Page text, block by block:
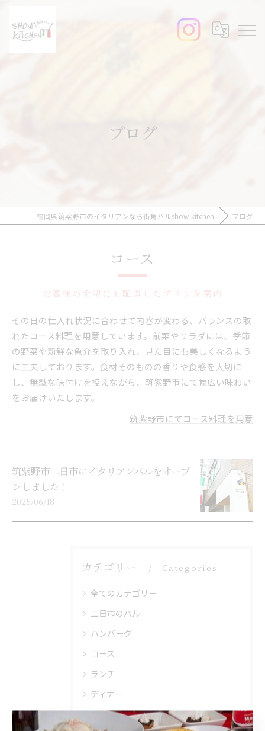
ブログ
福岡県筑紫野市のイタリアンなら街角バルshow-kitchen ブログ
コース
お客様の希望にも配慮したプランを案内
その日の仕入れ状況に合わせて内容が変わる、バランスの取
れたコース料理を用意しています。前菜やサラダには、季節
の野菜や新鮮な魚介を取り入れ、見た目にも美しくなるよう
に工夫しております。食材そのものの香りや食感を大切に
し、無駄な味付けを控えながら、筑紫野市にて幅広い味わい
をお届けいたします。
筑紫野市にてコース料理を用意
筑紫野市二日市にイタリアンバルをオープ
ンしました！
2025/06/18
カテゴリー Categories
全てのカテゴリー
二日市のバル
ハンバーグ
コース
ランチ
ディナー